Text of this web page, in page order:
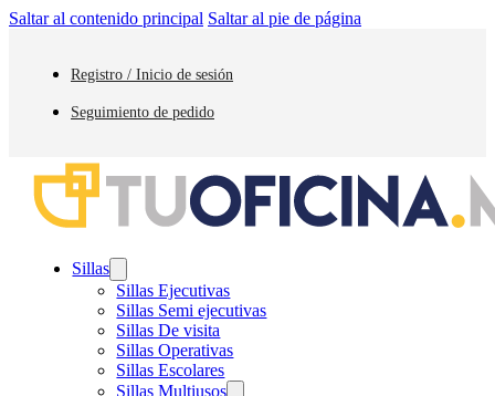
Saltar al contenido principal Saltar al pie de página
Registro / Inicio de sesión
Seguimiento de pedido
Sillas
Sillas Ejecutivas
Sillas Semi ejecutivas
Sillas De visita
Sillas Operativas
Sillas Escolares
Sillas Multiusos